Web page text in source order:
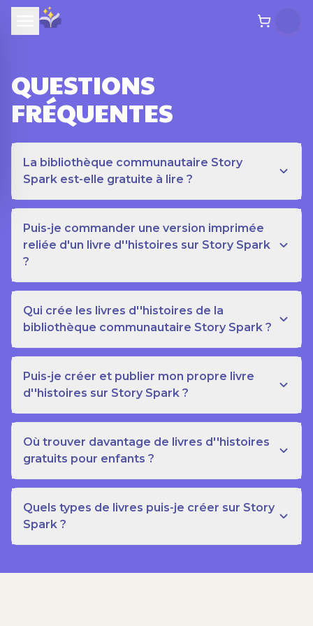
QUESTIONS
FRÉQUENTES
La bibliothèque communautaire Story
Spark est-elle gratuite à lire ?
Puis-je commander une version imprimée
reliée d'un livre d''histoires sur Story Spark
?
Qui crée les livres d''histoires de la
bibliothèque communautaire Story Spark ?
Puis-je créer et publier mon propre livre
d''histoires sur Story Spark ?
Où trouver davantage de livres d''histoires
gratuits pour enfants ?
Quels types de livres puis-je créer sur Story
Spark ?